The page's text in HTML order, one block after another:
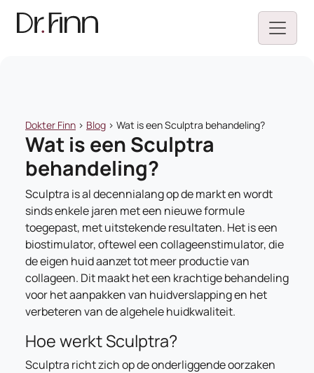
Dokter Finn > Blog > Wat is een Sculptra behandeling?
Wat is een Sculptra
behandeling?
Sculptra is al decennialang op de markt en wordt
sinds enkele jaren met een nieuwe formule
toegepast, met uitstekende resultaten. Het is een
biostimulator, oftewel een collageenstimulator, die
de eigen huid aanzet tot meer productie van
collageen. Dit maakt het een krachtige behandeling
voor het aanpakken van huidverslapping en het
verbeteren van de algehele huidkwaliteit.
Hoe werkt Sculptra?
Sculptra richt zich op de onderliggende oorzaken